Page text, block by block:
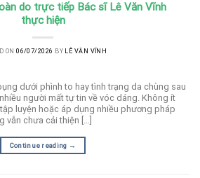
do trực tiếp Bác sĩ Lê Văn Vĩnh
thực hiện
ON06/07/2026 BY LÊ VĂN VĨNH
dưới phình to hay tình trạng da chùng sau
người mất tự tin về vóc dáng. Không ít
luyện hoặc áp dụng nhiều phương pháp
vẫn chưa cải thiện […]
Continue reading →